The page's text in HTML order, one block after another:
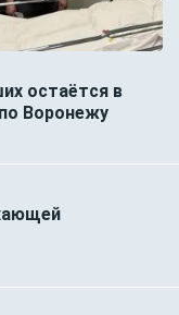
остаётся в
Воронежу